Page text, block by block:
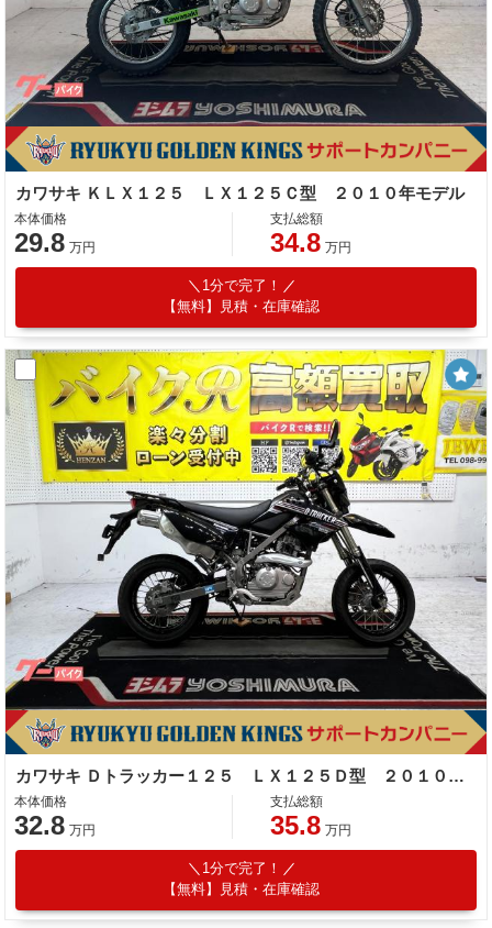
カワサキ ＫＬＸ１２５ ＬＸ１２５Ｃ型 ２０１０年モデル
本体価格
29.8 万円
支払総額
34.8 万円
1分で完了！
【無料】見積・在庫確認
カワサキ Ｄトラッカー１２５ ＬＸ１２５Ｄ型 ２０１０年モデル 社外ナックルガード 電圧計 サブコン アルミリム 社外ハンドル
本体価格
32.8 万円
支払総額
35.8 万円
1分で完了！
【無料】見積・在庫確認